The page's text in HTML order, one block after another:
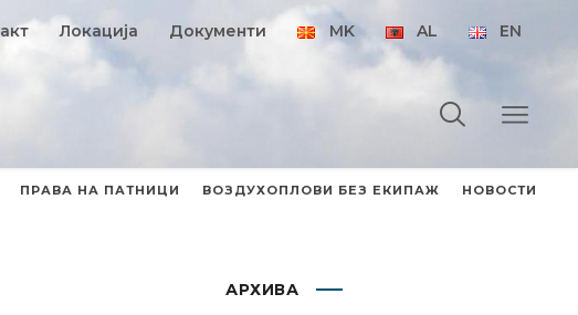
Локација Документи MK AL EN
ПРАВА НА ПАТНИЦИ ВОЗДУХОПЛОВИ БЕЗ ЕКИПАЖ НОВОСТИ
АРХИВА